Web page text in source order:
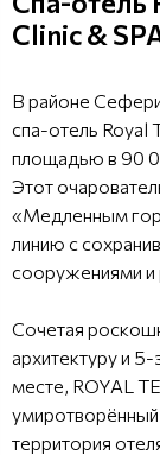
Clinic &
В районе
спа-отель Royal
площадью в 90
Этот
«Медленным
линию с
сооружениями
Сочетая
архитектуру и
месте, ROYAL
территория